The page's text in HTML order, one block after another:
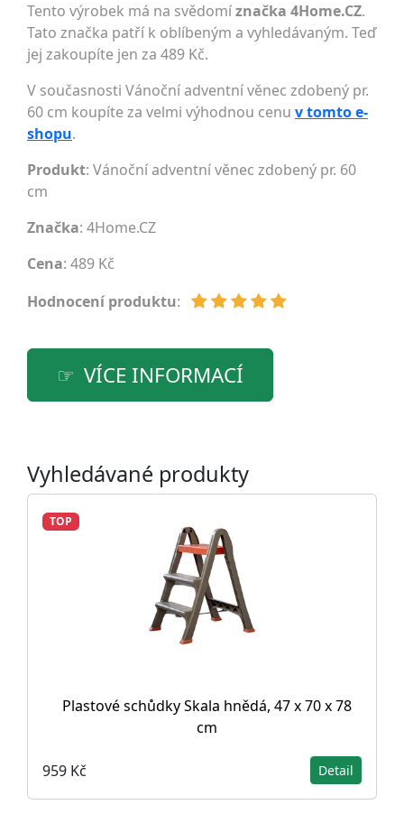
Tento výrobek má na svědomíznačka 4Home.CZ.
Tato značka patří k oblíbeným a vyhledávaným. Teď
jej zakoupíte jen za 489 Kč.
V současnosti Vánoční adventní věnec zdobený pr.
60 cm koupíte za velmi výhodnou cenu v tomto e-
shopu.
Produkt: Vánoční adventní věnec zdobený pr. 60
cm
Značka: 4Home.CZ
Cena: 489 Kč
Hodnocení produktu:
VÍCE INFORMACÍ
Vyhledávané produkty
TOP
Plastové schůdky Skala hnědá, 47 x 70 x 78
cm
959 Kč Detail